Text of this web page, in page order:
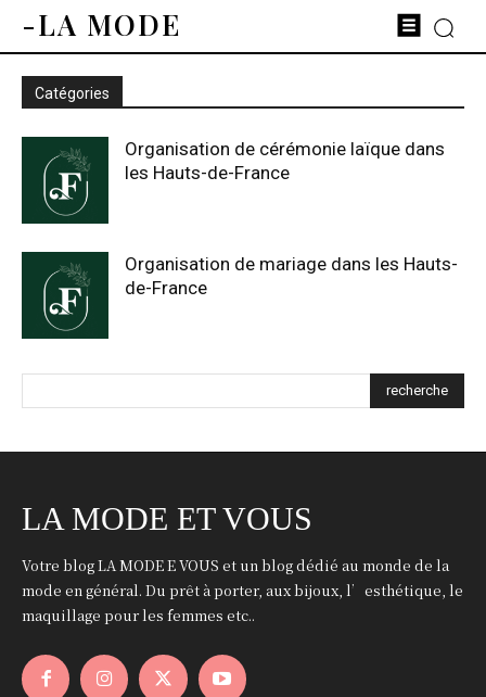
-LA MODE
Catégories
Organisation de cérémonie laïque dans
les Hauts-de-France
Organisation de mariage dans les Hauts-
de-France
recherche
LA MODE ET VOUS
Votre blog LA MODE E VOUS et un blog dédié au monde de la
mode en général. Du prêt à porter, aux bijoux, l’esthétique, le
maquillage pour les femmes etc..